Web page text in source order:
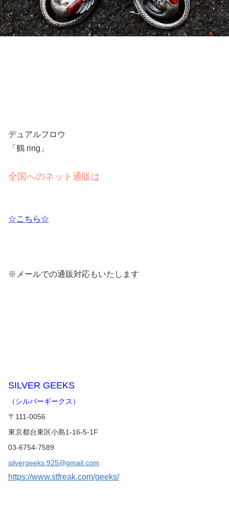
デュアルフロウ
「鶴 ring」
全国へのネット通販は
☆こちら☆
※メールでの通販対応もいたします
SILVER GEEKS
（シルバーギークス）
〒111-0056
東京都台東区小島1-16-5-1F
03-6754-7589
silvergeeks.925@gmail.com
https://www.stfreak.com/geeks/